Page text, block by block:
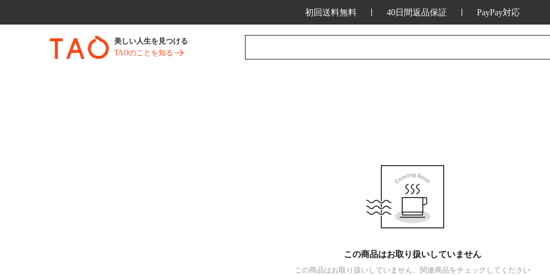
初回送料無料 40日間返品保証 PayPay対応
美しい人生を見つける
TAOのことを知る
この商品はお取り扱いしていません
この商品はお取り扱いしていません、関連商品をチェックしてください